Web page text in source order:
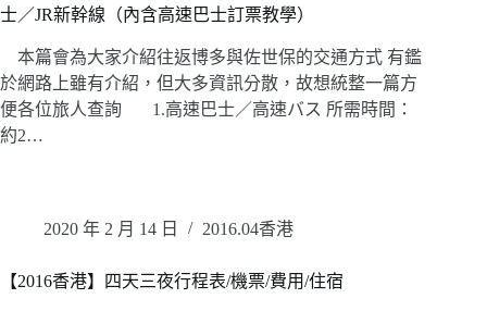
士／JR新幹線（內含高速巴士訂票教學）
本篇會為大家介紹往返博多與佐世保的交通方式 有鑑
於網路上雖有介紹，但大多資訊分散，故想統整一篇方
便各位旅人查詢 1.高速巴士／高速バス 所需時間：
約2…
2020 年 2 月 14 日 2016.04香港
【2016香港】四天三夜行程表/機票/費用/住宿